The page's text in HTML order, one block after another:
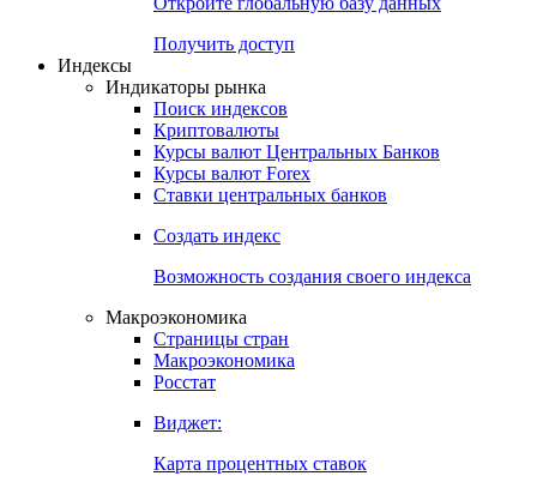
Получить доступ
Индексы
Индикаторы рынка
Поиск индексов
Криптовалюты
Курсы валют Центральных Банков
Курсы валют Forex
Ставки центральных банков
Создать индекс
Возможность создания своего индекса
Макроэкономика
Страницы стран
Макроэкономика
Росстат
Виджет:
Карта процентных ставок